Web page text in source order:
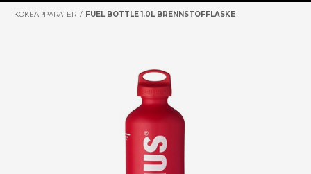
KOKEAPPARATER / FUEL BOTTLE 1,0L BRENNSTOFFLASKE